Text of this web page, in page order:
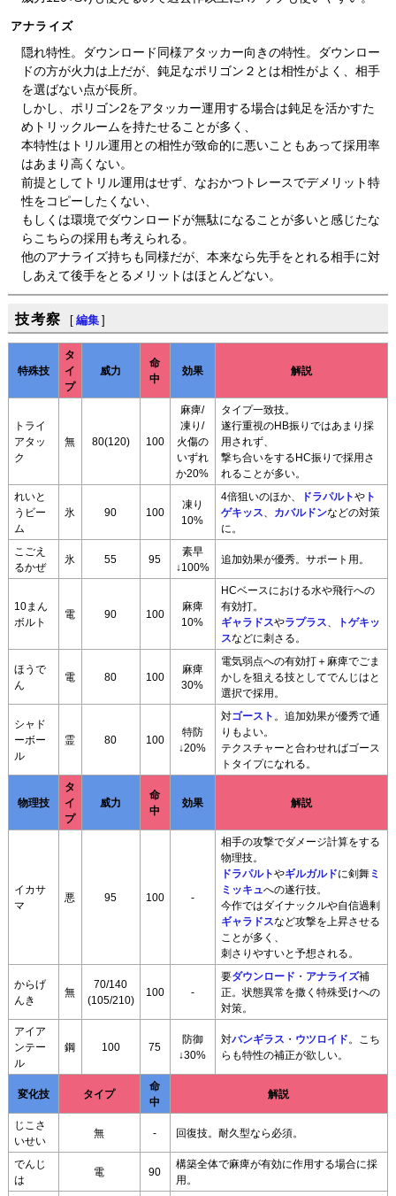
アナライズ
隠れ特性。ダウンロード同様アタッカー向きの特性。ダウンロー
ドの方が火力は上だが、鈍足なポリゴン２とは相性がよく、相手
を選ばない点が長所。
しかし、ポリゴン2をアタッカー運用する場合は鈍足を活かすた
めトリックルームを持たせることが多く、
本特性はトリル運用との相性が致命的に悪いこともあって採用率
はあまり高くない。
前提としてトリル運用はせず、なおかつトレースでデメリット特
性をコピーしたくない、
もしくは環境でダウンロードが無駄になることが多いと感じたな
らこちらの採用も考えられる。
他のアナライズ持ちも同様だが、本来なら先手をとれる相手に対
しあえて後手をとるメリットはほとんどない。
技考察 [ 編集 ]
特殊技
タ
イ
プ
威力
命
中
効果 解説
トライ
アタッ
ク
無 80(120) 100
麻痺/
凍り/
火傷の
いずれ
か20%
タイプ一致技。
遂行重視のHB振りではあまり採
用されず、
撃ち合いをするHC振りで採用さ
れることが多い。
れいと
うビー
ム
氷 90 100
凍り
10%
4倍狙いのほか、 ドラパルトやト
ゲキッス
カバルドンなどの対策
に。
こごえ
るかぜ
氷 55 95
素早
↓100%
追加効果が優秀。サポート用。
10まん
ボルト
電 90 100
麻痺
10%
HCベースにおける水や飛行への
有効打。
ギャラドスやラプラス
トゲキッ
スなどに刺さる。
ほうで
ん
電 80 100
麻痺
30%
電気弱点への有効打＋麻痺でごま
かしを狙える技としてでんじはと
選択で採用。
シャド
ーボー
ル
霊 80 100
特防
↓20%
対ゴースト 。追加効果が優秀で通
りもよい。
テクスチャーと合わせればゴース
トタイプになれる。
物理技
タ
イ
プ
威力
命
中
効果 解説
イカサ
マ
悪 95 100 -
相手の攻撃でダメージ計算をする
物理技。
ドラパルトやギルガルドに剣舞ミ
ミッキュ への遂行技。
今作ではダイナックルや自信過剰
ギャラドスなど攻撃を上昇させる
ことが多く、
刺さりやすいと予想される。
からげ
んき
無
70/140
(105/210)
100 -
要ダウンロード ・ アナライズ補
正。状態異常を撒く特殊受けへの
対策。
アイア
ンテー
ル
鋼 100 75
防御
↓30%
対バンギラス ・ ウツロイド 。こち
らも特性の補正が欲しい。
変化技 タイプ
命
中
解説
じこさ
いせい
無 - 回復技。耐久型なら必須。
でんじ
は
電 90
構築全体で麻痺が有効に作用する場合に採
用。